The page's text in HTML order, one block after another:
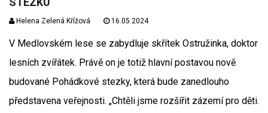
Helena Zelená Křížová 16.05.2024
V Medlovském lese se zabydluje skřítek Ostružinka, doktor
lesních zvířátek. Právě on je totiž hlavní postavou nově
budované Pohádkové stezky, která bude zanedlouho
představena veřejnosti. „Chtěli jsme rozšířit zázemí pro děti.